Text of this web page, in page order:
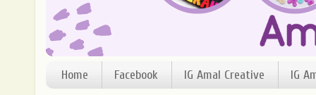
Home Facebook IG Amal Creative IG